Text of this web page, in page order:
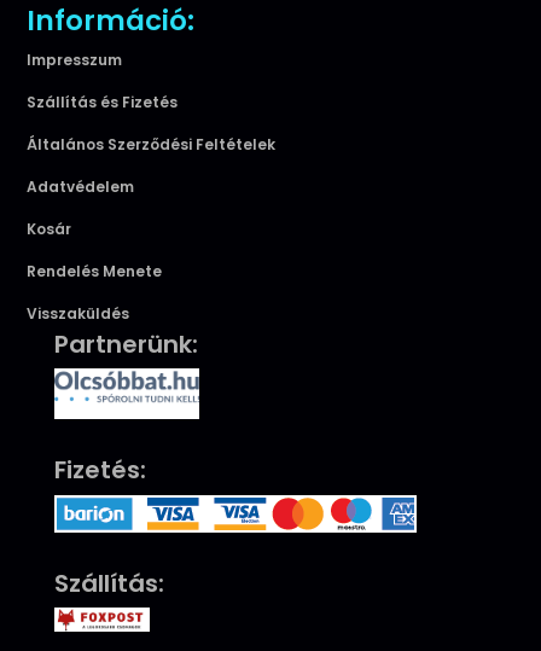
Információ:
Impresszum
Szállítás és Fizetés
Általános Szerződési Feltételek
Adatvédelem
Kosár
Rendelés Menete
Visszaküldés
Partnerünk:
Fizetés:
Szállítás: